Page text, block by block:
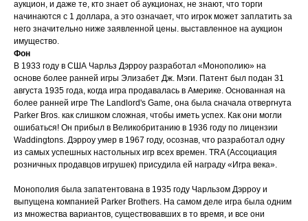
аукцион, и даже те, кто знает об аукционах, не знают, что торги
начинаются с 1 доллара, а это означает, что игрок может заплатить за
него значительно ниже заявленной цены. выставленное на аукцион
имущество.
Фон
В 1933 году в США Чарльз Дэрроу разработал «Монополию» на
основе более ранней игры Элизабет Дж. Мэги. Патент был подан 31
августа 1935 года, когда игра продавалась в Америке. Основанная на
более ранней игре The Landlord's Game, она была сначала отвергнута
Parker Bros. как слишком сложная, чтобы иметь успех. Как они могли
ошибаться! Он прибыл в Великобританию в 1936 году по лицензии
Waddingtons. Дэрроу умер в 1967 году, осознав, что разработал одну
из самых успешных настольных игр всех времен. TRA (Ассоциация
розничных продавцов игрушек) присудила ей награду «Игра века».
Монополия была запатентована в 1935 году Чарльзом Дэрроу и
выпущена компанией Parker Brothers. На самом деле игра была одним
из множества вариантов, существовавших в то время, и все они